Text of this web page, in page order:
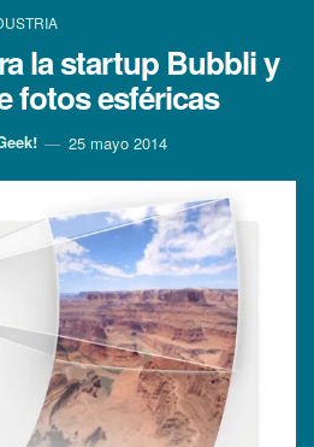
la startup Bubbli y
fotos esféricas
25 mayo 2014